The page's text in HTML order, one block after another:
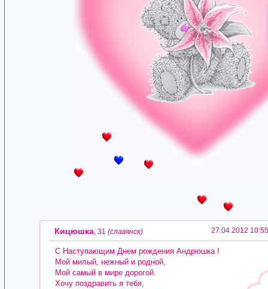
Кицюшка, 31 (славянск) 27.04.2012 10:55
С Наступающим Днем рождения Андрюшка !
Мой милый, нежный и родной,
Мой самый в мире дорогой.
Хочу поздравить я тебя,